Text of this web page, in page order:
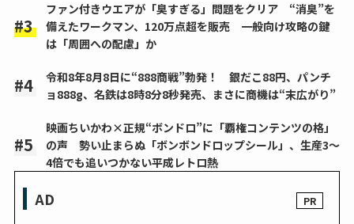
ファン付きウエアが「臭すぎる」問題をクリア “消臭”を
備えたワークマン、120万点超を販売 一般向け攻略の鍵
は「周囲への配慮」か
令和8年8月8日に“888商戦”勃発！ 銀だこ88円、パンチ
ョ888g、名鉄は8時8分8秒発売、まさに商機は“末広がり”
映画ちいかわ×正規“ボンドロ”に「覇権コンテンツの格」
の声 勢い止まらぬ「ボンボンドロップシール」、生産3～
4倍でも追いつかない平成レトロ熱
AD